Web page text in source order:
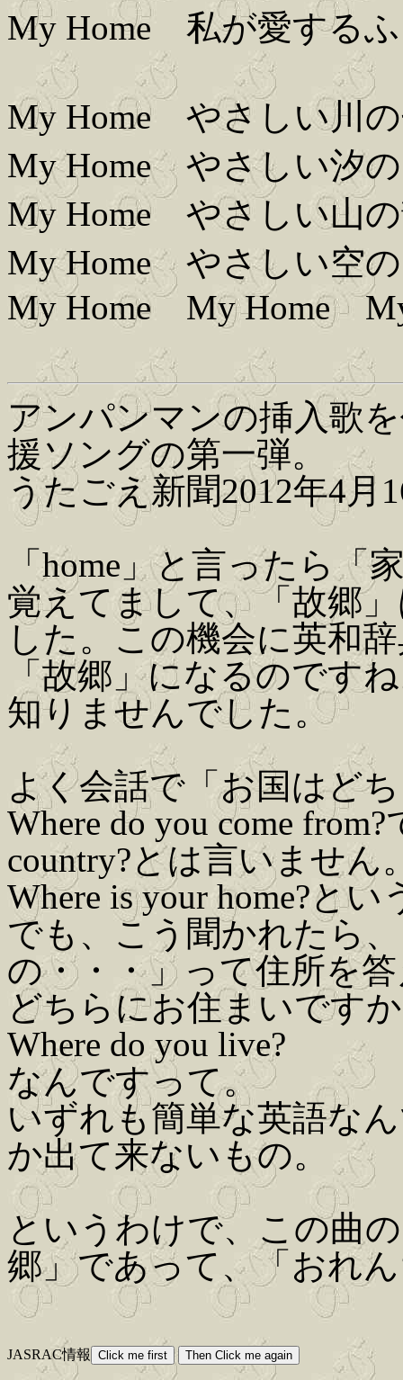
My Home 私が愛する
My Home やさしい川
My Home やさしい汐
My Home やさしい山
My Home やさしい空
My Home My Home
アンパンマンの挿入歌
援ソングの第一弾。
うたごえ新聞2012年4月
「home」と言ったら「
覚えてまして、「故郷
した。この機会に英和
「故郷」になるのです
知りませんでした。
よく会話で「お国はど
Where do you come
country?とは言いません
Where is your home?と
でも、こう聞かれたら
の・・・」って住所を
どちらにお住まいです
Where do you live?
なんですって。
いずれも簡単な英語な
か出て来ないもの。
というわけで、この曲
郷」であって、「おれ
JASRAC情報